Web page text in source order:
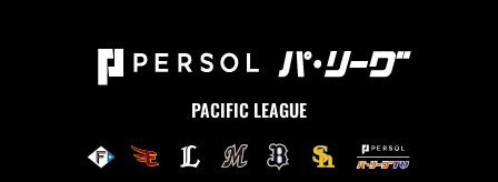
PACIFIC LEAGUE